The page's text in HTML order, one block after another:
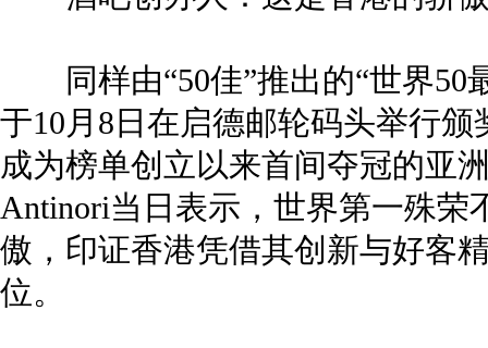
同样由“50佳”推出的“世界50
于10月8日在启德邮轮码头举行颁
成为榜单创立以来首间夺冠的亚
Antinori当日表示，世界第一殊荣
傲，印证香港凭借其创新与好客
位。